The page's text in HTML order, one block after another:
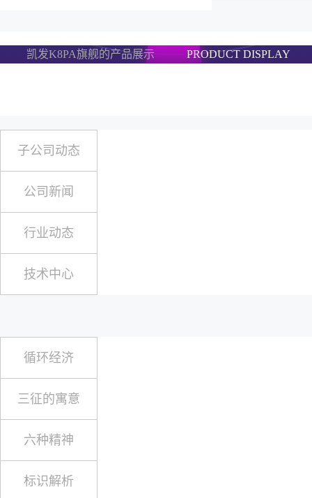
凯发K8PA旗舰的产品展示 PRODUCT DISPLAY
子公司动态
公司新闻
行业动态
技术中心
循环经济
三征的寓意
六种精神
标识解析